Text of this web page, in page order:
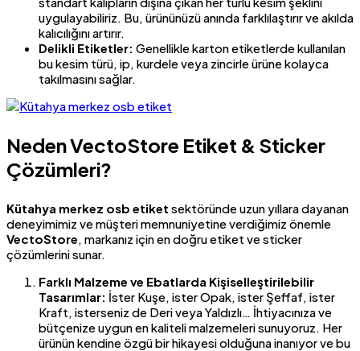
uygulayabiliriz. Bu, ürününüzü anında farklılaştırır ve akılda
kalıcılığını artırır.
Delikli Etiketler: Genellikle karton etiketlerde kullanılan
bu kesim türü, ip, kurdele veya zincirle ürüne kolayca
takılmasını sağlar.
Neden VectoStore Etiket & Sticker
Çözümleri?
Kütahya merkez osb etiket sektöründe uzun yıllara dayanan
deneyimimiz ve müşteri memnuniyetine verdiğimiz önemle
VectoStore, markanız için en doğru etiket ve sticker
çözümlerini sunar.
Farklı Malzeme ve Ebatlarda Kişiselleştirilebilir
Tasarımlar: İster Kuşe, ister Opak, ister Şeffaf, ister
Kraft, isterseniz de Deri veya Yaldızlı… İhtiyacınıza ve
bütçenize uygun en kaliteli malzemeleri sunuyoruz. Her
ürünün kendine özgü bir hikayesi olduğuna inanıyor ve bu